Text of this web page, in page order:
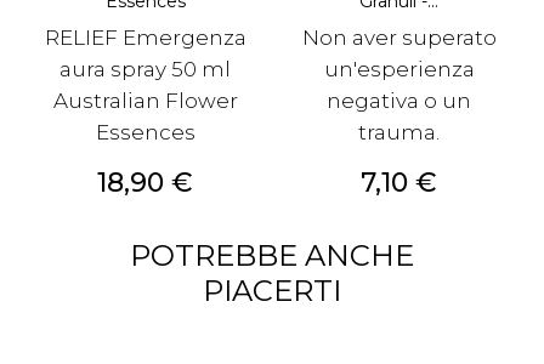
RELIEF Emergenza
aura spray 50 ml
Australian Flower
Essences
Prezzo
18,90 €
Non aver superato
un'esperienza
negativa o un
trauma.
Prezzo
7,10 €
POTREBBE ANCHE
PIACERTI